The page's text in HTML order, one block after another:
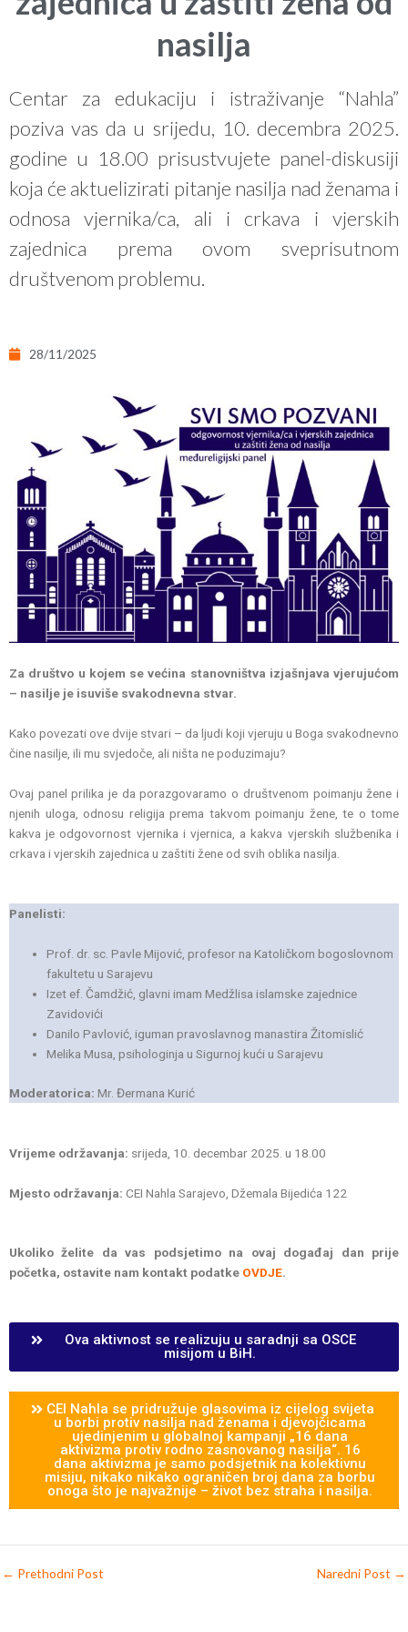
nasilja
Centar za edukaciju i istraživanje “Nahla”
poziva vas da u srijedu, 10. decembra 2025.
godine u 18.00 prisustvujete panel-diskusiji
koja će aktuelizirati pitanje nasilja nad ženama i
odnosa vjernika/ca, ali i crkava i vjerskih
zajednica prema ovom sveprisutnom
društvenom problemu.
28/11/2025
Za društvo u kojem se većina stanovništva izjašnjava vjerujućom
– nasilje je isuviše svakodnevna stvar.
Kako povezati ove dvije stvari – da ljudi koji vjeruju u Boga svakodnevno
čine nasilje, ili mu svjedoče, ali ništa ne poduzimaju?
Ovaj panel prilika je da porazgovaramo o društvenom poimanju žene i
njenih uloga, odnosu religija prema takvom poimanju žene, te o tome
kakva je odgovornost vjernika i vjernica, a kakva vjerskih službenika i
crkava i vjerskih zajednica u zaštiti žene od svih oblika nasilja.
Panelisti:
Prof. dr. sc. Pavle Mijović, profesor na Katoličkom bogoslovnom
fakultetu u Sarajevu
Izet ef. Čamdžić, glavni imam Medžlisa islamske zajednice
Zavidovići
Danilo Pavlović, iguman pravoslavnog manastira Žitomislić
Melika Musa, psihologinja u Sigurnoj kući u Sarajevu
Moderatorica: Mr. Đermana Kurić
Vrijeme održavanja: srijeda, 10. decembar 2025. u 18.00
Mjesto održavanja: CEI Nahla Sarajevo, Džemala Bijedića 122
Ukoliko želite da vas podsjetimo na ovaj događaj dan prije
početka, ostavite nam kontakt podatke OVDJE.
Ova aktivnost se realizuju u saradnji sa OSCE
misijom u BiH.
CEI Nahla se pridružuje glasovima iz cijelog svijeta
u borbi protiv nasilja nad ženama i djevojčicama
ujedinjenim u globalnoj kampanji „16 dana
aktivizma protiv rodno zasnovanog nasilja“. 16
dana aktivizma je samo podsjetnik na kolektivnu
misiju, nikako nikako ograničen broj dana za borbu
onoga što je najvažnije – život bez straha i nasilja.
← Prethodni Post Naredni Post →